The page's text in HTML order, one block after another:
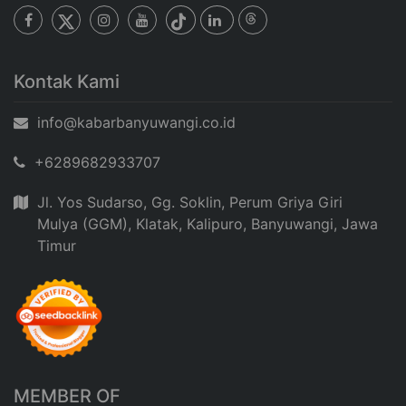
Kontak Kami
info@kabarbanyuwangi.co.id
+6289682933707
Jl. Yos Sudarso, Gg. Soklin, Perum Griya Giri
Mulya (GGM), Klatak, Kalipuro, Banyuwangi, Jawa
Timur
MEMBER OF